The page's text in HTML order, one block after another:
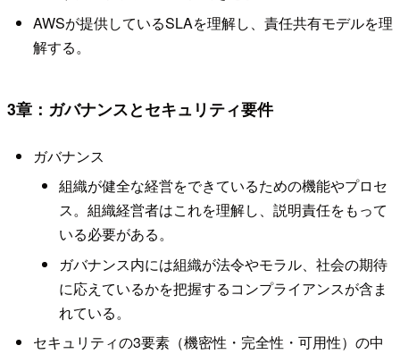
AWSが提供しているSLAを理解し、責任共有モデルを理
解する。
3章：ガバナンスとセキュリティ要件
ガバナンス
組織が健全な経営をできているための機能やプロセ
ス。組織経営者はこれを理解し、説明責任をもって
いる必要がある。
ガバナンス内には組織が法令やモラル、社会の期待
に応えているかを把握するコンプライアンスが含ま
れている。
セキュリティの3要素（機密性・完全性・可用性）の中